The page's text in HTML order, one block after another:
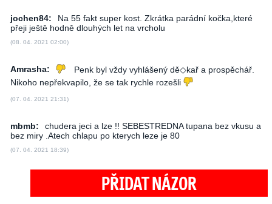
jochen84:
Na 55 fakt super kost. Zkrátka parádní kočka,které
přeji ještě hodně dlouhých let na vrcholu
(08. 04. 2021 02:00)
Amrasha:
Penk byl vždy vyhlášený dě◇kař a prospěchář.
Nikoho nepřekvapilo, že se tak rychle rozešli
(07. 04. 2021 21:31)
mbmb:
chudera jeci a lze !! SEBESTREDNA tupana bez vkusu a
bez miry .Atech chlapu po kterych leze je 80
(07. 04. 2021 18:39)
PŘIDAT NÁZOR